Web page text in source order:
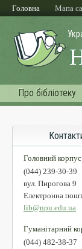
Перейти до основного
Головна Мапа
Про бібліотеку
Головний
(044) 239-30-39
вул. Пирогова 9
Електронна
lib@npu.edu.ua
Гуманітарний
(044) 482-38-37